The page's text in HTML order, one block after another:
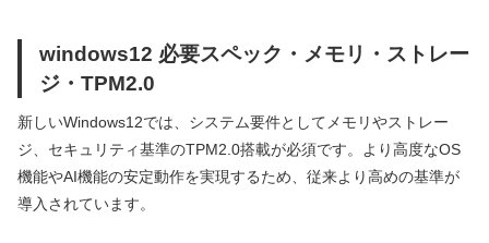
windows12 必要スペック・メモリ・ストレー
ジ・TPM2.0
新しいWindows12では、システム要件としてメモリやストレー
ジ、セキュリティ基準のTPM2.0搭載が必須です。より高度なOS
機能やAI機能の安定動作を実現するため、従来より高めの基準が
導入されています。